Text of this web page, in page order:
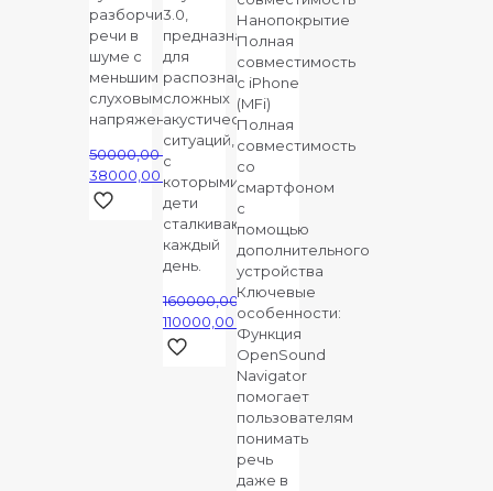
разборчивость
речи в
шуме с
меньшим
слуховым
напряжением.
50000,00
Первоначальная
цена
составляла
38000,00
Текущая
цена:
3.0,
предназначена
для
распознавания
сложных
акустических
ситуаций,
с
которыми
дети
сталкиваются
каждый
день.
160000,00₽
Первоначальная
цена
составляла
160000,00 ₽.
110000,00 ₽
Текущая
цена:
110000,00 ₽.
Нанопокрытие
Полная
совместимость
с iPhone
(MFi)
Полная
совместимость
со
смартфоном
с
помощью
дополнительного
устройства
Ключевые
особенности:
Функция
OpenSound
Navigator
помогает
пользователям
понимать
речь
даже в